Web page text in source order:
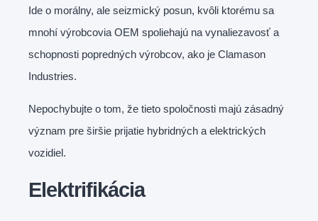
Ide o morálny, ale seizmický posun, kvôli ktorému sa
mnohí výrobcovia OEM spoliehajú na vynaliezavosť a
schopnosti popredných výrobcov, ako je Clamason
Industries.
Nepochybujte o tom, že tieto spoločnosti majú zásadný
význam pre širšie prijatie hybridných a elektrických
vozidiel.
Elektrifikácia